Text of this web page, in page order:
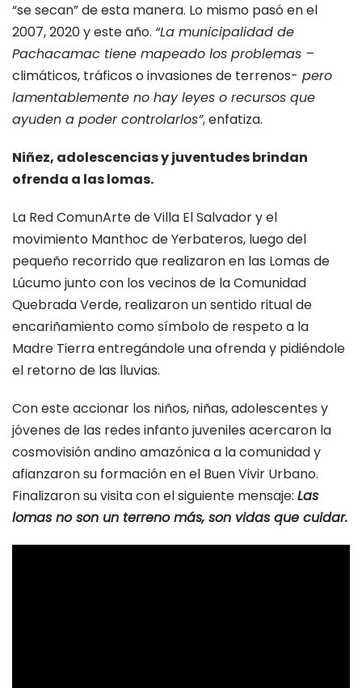
“se secan” de esta manera. Lo mismo pasó en el
2007, 2020 y este año. “La municipalidad de
Pachacamac tiene mapeado los problemas –
climáticos, tráficos o invasiones de terrenos- pero
lamentablemente no hay leyes o recursos que
ayuden a poder controlarlos”, enfatiza.
Niñez, adolescencias y juventudes brindan
ofrenda a las lomas.
La Red ComunArte de Villa El Salvador y el
movimiento Manthoc de Yerbateros, luego del
pequeño recorrido que realizaron en las Lomas de
Lúcumo junto con los vecinos de la Comunidad
Quebrada Verde, realizaron un sentido ritual de
encariñamiento como símbolo de respeto a la
Madre Tierra entregándole una ofrenda y pidiéndole
el retorno de las lluvias.
Con este accionar los niños, niñas, adolescentes y
jóvenes de las redes infanto juveniles acercaron la
cosmovisión andino amazónica a la comunidad y
afianzaron su formación en el Buen Vivir Urbano.
Finalizaron su visita con el siguiente mensaje: Las
lomas no son un terreno más, son vidas que cuidar.